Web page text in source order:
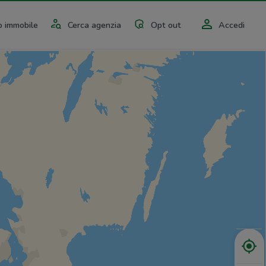
immobile Cerca agenzia Opt out Accedi